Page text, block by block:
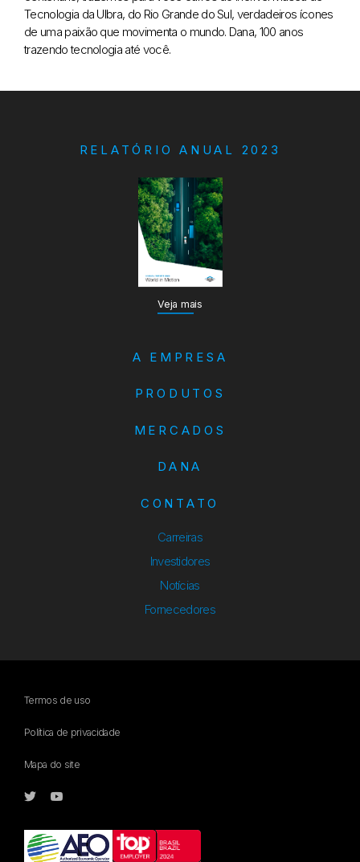
Tecnologia da Ulbra, do Rio Grande do Sul, verdadeiros ícones
de uma paixão que movimenta o mundo. Dana, 100 anos
trazendo tecnologia até você.
RELATÓRIO ANUAL 2023
Veja mais
A EMPRESA
PRODUTOS
MERCADOS
DANA
CONTATO
Carreiras
Investidores
Notícias
Fornecedores
Termos de uso
Política de privacidade
Mapa do site